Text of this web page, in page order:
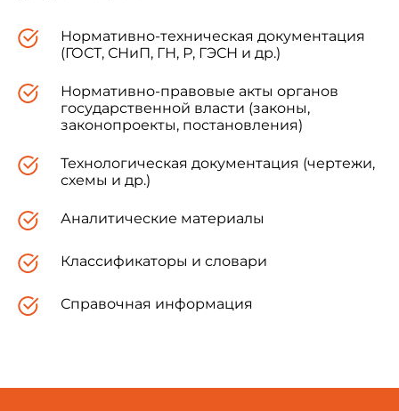
Нормативно-техническая документация
(ГОСТ, СНиП, ГН, Р, ГЭСН и др.)
Нормативно-правовые акты органов
государственной власти (законы,
законопроекты, постановления)
Технологическая документация (чертежи,
схемы и др.)
Аналитические материалы
Классификаторы и словари
Справочная информация